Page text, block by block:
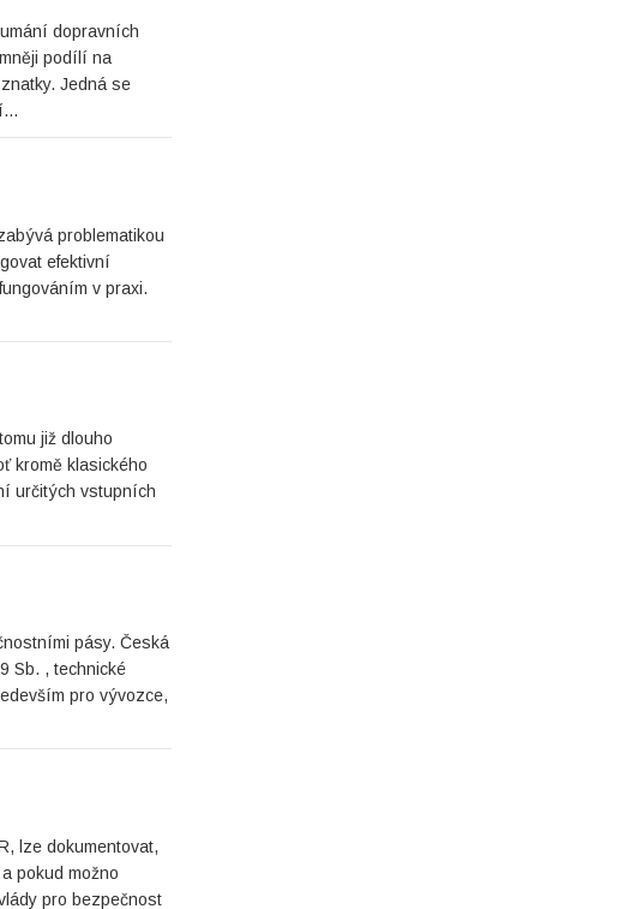
dopravních
podílí na
Jedná se
problematikou
efektivní
v praxi.
již dlouho
kromě klasického
určitých vstupních
pásy. Česká
Sb. , technické
pro vývozce,
lze dokumentovat,
pokud možno
pro bezpečnost